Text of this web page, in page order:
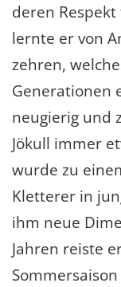
deren
lernte er von
zehren,
Generationen
neugierig und
Jökull immer
wurde zu
Kletterer in
ihm neue
Jahren reiste